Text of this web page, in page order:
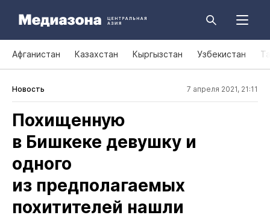
Афганистан Казахстан Кыргызстан Узбекистан
Новость 7 апреля 2021, 21:11
Похищенную
в Бишкеке девушку и
одного
из предполагаемых
похитителей нашли